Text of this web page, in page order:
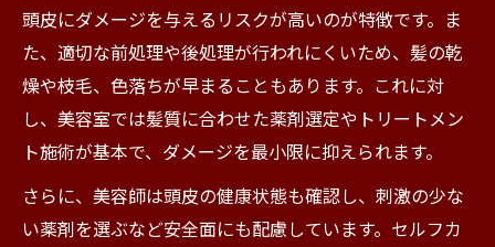
セルフカラー後のシャンプータイミングと
注意点
美容室で教わる色落ち防止テクニック
カラー直後の入浴や汗対策のポイント
美容室で実践する紫外線ケアの重要性
頭皮にダメージを与えるリスクが高いのが特徴です。ま
た、適切な前処理や後処理が行われにくいため、髪の乾
燥や枝毛、色落ちが早まることもあります。これに対
し、美容室では髪質に合わせた薬剤選定やトリートメン
ト施術が基本で、ダメージを最小限に抑えられます。
さらに、美容師は頭皮の健康状態も確認し、刺激の少な
い薬剤を選ぶなど安全面にも配慮しています。セルフカ